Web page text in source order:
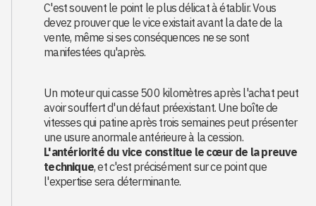
C'est souvent le point le plus délicat à établir. Vous
devez prouver que le vice existait avant la date de la
vente, même si ses conséquences ne se sont
manifestées qu'après.
Un moteur qui casse 500 kilomètres après l'achat peut
avoir souffert d'un défaut préexistant. Une boîte de
vitesses qui patine après trois semaines peut présenter
une usure anormale antérieure à la cession.
L'antériorité du vice constitue le cœur de la preuve
technique, et c'est précisément sur ce point que
l'expertise sera déterminante.